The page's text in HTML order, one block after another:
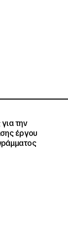
την
έργου